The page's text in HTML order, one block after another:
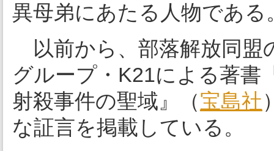
異母弟にあたる人物である
以前から、部落解放同盟
グループ・K21による著
射殺事件の聖域』（宝島社
な証言を掲載している。